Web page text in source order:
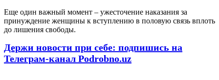
Еще один важный момент – ужесточение наказания за
принуждение женщины к вступлению в половую связь вплоть
до лишения свободы.
Держи новости при себе: подпишись на
Телеграм-канал Podrobno.uz